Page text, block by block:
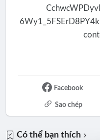
Facebook
Sao chép
Có thể bạn thích